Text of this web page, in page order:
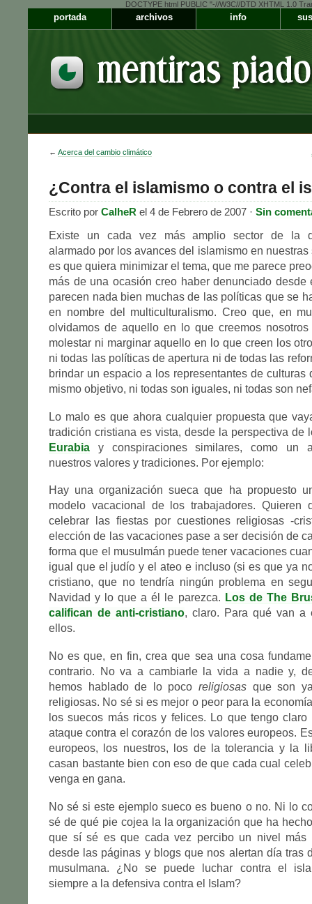
DOCTYPE html PUBLIC "-//W3C//DTD XHTML 1.0
portada archivos info
← Acerca del cambio climático
¿Contra el islamismo o contra el
Escrito por CalheR el 4 de Febrero de 2007 · Sin
Existe un cada vez más amplio sector de la
alarmado por los avances del islamismo en
es que quiera minimizar el tema, que me parece
más de una ocasión creo haber denunciado desde
parecen nada bien muchas de las políticas que se
en nombre del multiculturalismo. Creo que, en
olvidamos de aquello en lo que creemos
molestar ni marginar aquello en lo que creen los
ni todas las políticas de apertura ni de todas las
brindar un espacio a los representantes de culturas
mismo objetivo, ni todas son iguales, ni todas son
Lo malo es que ahora cualquier propuesta que
tradición cristiana es vista, desde la perspectiva de
Eurabia y conspiraciones similares, como un
nuestros valores y tradiciones. Por ejemplo:
Hay una organización sueca que ha propuesto
modelo vacacional de los trabajadores. Quieren
celebrar las fiestas por cuestiones religiosas -
elección de las vacaciones pase a ser decisión de
forma que el musulmán puede tener vacaciones
igual que el judío y el ateo e incluso (si es que ya
cristiano, que no tendría ningún problema en
Navidad y lo que a él le parezca. Los de The
califican de anti-cristiano, claro. Para qué van a
ellos.
No es que, en fin, crea que sea una cosa
contrario. No va a cambiarle la vida a nadie y,
hemos hablado de lo poco religiosas que son
religiosas. No sé si es mejor o peor para la
los suecos más ricos y felices. Lo que tengo
ataque contra el corazón de los valores europeos.
europeos, los nuestros, los de la tolerancia y la
casan bastante bien con eso de que cada cual
venga en gana.
No sé si este ejemplo sueco es bueno o no. Ni lo
sé de qué pie cojea la la organización que ha
que sí sé es que cada vez percibo un nivel más
desde las páginas y blogs que nos alertan día tras
musulmana. ¿No se puede luchar contra el
siempre a la defensiva contra el Islam?